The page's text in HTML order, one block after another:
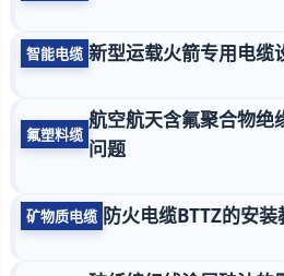
智能电缆 新型运载火箭专用电缆
氟塑料缆
航空航天含氟聚合物绝
问题
矿物质电缆 防火电缆BTTZ的安装